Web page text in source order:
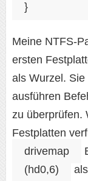
}
Meine NTFS-
ersten
als Wurzel. Sie
ausführen
zu überprüfen.
Festplatten
drivemap
(hd0,6)